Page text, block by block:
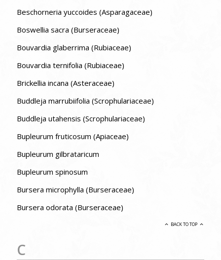
Beschorneria yuccoides (Asparagaceae)
Boswellia sacra (Burseraceae)
Bouvardia glaberrima (Rubiaceae)
Bouvardia ternifolia (Rubiaceae)
Brickellia incana (Asteraceae)
Buddleja marrubiifolia (Scrophulariaceae)
Buddleja utahensis (Scrophulariaceae)
Bupleurum fruticosum (Apiaceae)
Bupleurum gilbrataricum
Bupleurum spinosum
Bursera microphylla (Burseraceae)
Bursera odorata (Burseraceae)
BACK TO TOP
C